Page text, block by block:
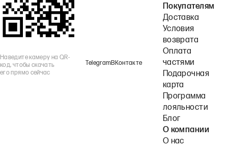
Наведите камеру на QR-
код, чтобы скачать
его прямо сейчас
TelegramВКонтакте
Покупателям
Доставка
Условия
возврата
Оплата
частями
Подарочная
карта
Программа
лояльности
Блог
О компании
О нас